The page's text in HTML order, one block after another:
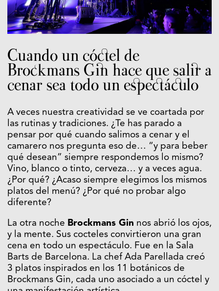
Cuando un cóctel de
Brockmans Gin hace que salir a
cenar sea todo un espectáculo
A veces nuestra creatividad se ve coartada por
las rutinas y tradiciones. ¿Te has parado a
pensar por qué cuando salimos a cenar y el
camarero nos pregunta eso de… “y para beber
qué desean” siempre respondemos lo mismo?
Vino, blanco o tinto, cerveza… y a veces agua.
¿Por qué? ¿Acaso siempre elegimos los mismos
platos del menú? ¿Por qué no probar algo
diferente?
La otra noche Brockmans Gin nos abrió los ojos,
y la mente. Sus cocteles convirtieron una gran
cena en todo un espectáculo. Fue en la Sala
Barts de Barcelona. La chef Ada Parellada creó
3 platos inspirados en los 11 botánicos de
Brockmans Gin, cada uno asociado a un cóctel y